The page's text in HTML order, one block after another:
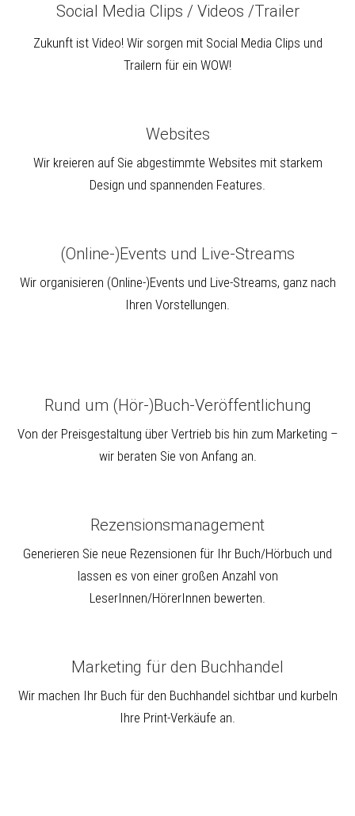
Social Media Clips / Videos /Trailer
Zukunft ist Video! Wir sorgen mit Social Media Clips und
Trailern für ein WOW!
Websites
Wir kreieren auf Sie abgestimmte Websites mit starkem
Design und spannenden Features.
(Online-)Events und Live-Streams
Wir organisieren (Online-)Events und Live-Streams, ganz nach
Ihren Vorstellungen.
Rund um (Hör-)Buch-Veröffentlichung
Von der Preisgestaltung über Vertrieb bis hin zum Marketing –
wir beraten Sie von Anfang an.
Rezensionsmanagement
Generieren Sie neue Rezensionen für Ihr Buch/Hörbuch und
lassen es von einer großen Anzahl von
LeserInnen/HörerInnen bewerten.
Marketing für den Buchhandel
Wir machen Ihr Buch für den Buchhandel sichtbar und kurbeln
Ihre Print-Verkäufe an.